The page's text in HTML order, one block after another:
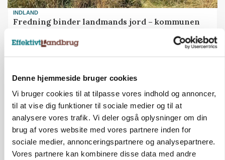
Denne hjemmeside bruger cookies
Vi bruger cookies til at tilpasse vores indhold og annoncer,
til at vise dig funktioner til sociale medier og til at
analysere vores trafik. Vi deler også oplysninger om din
brug af vores website med vores partnere inden for
sociale medier, annonceringspartnere og analysepartnere.
Vores partnere kan kombinere disse data med andre
INDLAND
Fredning binder landmands jord – kommunen